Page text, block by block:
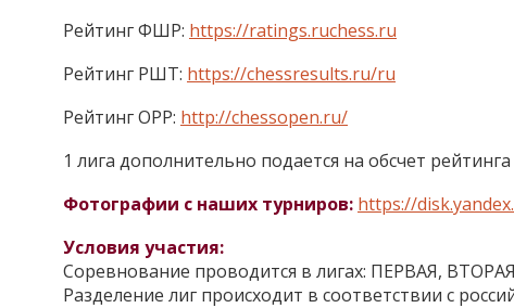
Рейтинг ФШР: https://ratings.ruchess.ru
Рейтинг РШТ: https://chessresults.ru/ru
Рейтинг ОРР: http://chessopen.ru/
1 лига дополнительно подается на обсчет рейтинга
Фотографии с наших турниров: https://
Условия участия:
Соревнование проводится в лигах: ПЕРВАЯ,
Разделение лиг происходит в соответствии с